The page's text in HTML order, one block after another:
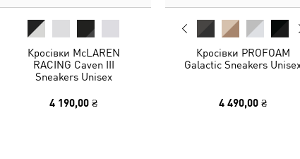
Кросівки McLAREN
RACING Caven III
Sneakers Unisex
4 190,00 ₴
Кросівки PROFOAM
Galactic Sneakers
4 490,00 ₴